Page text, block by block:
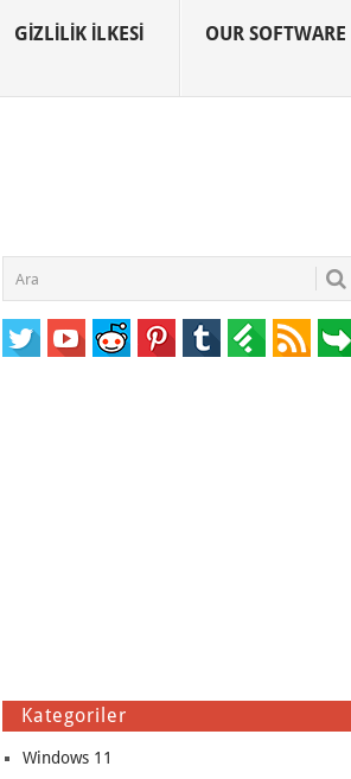
GIZLILIK İLKESI OUR SOFTWARE
Kategoriler
Windows 11